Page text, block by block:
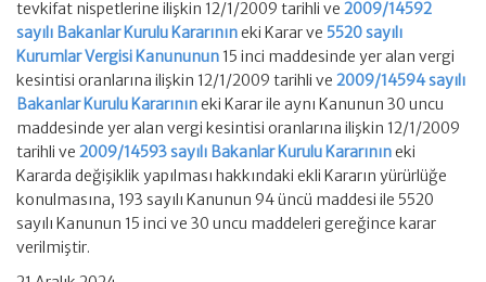
tevkifat nispetlerine ilişkin 12/1/2009 tarihli ve 2009/14592
sayılı Bakanlar Kurulu Kararınıneki Karar ve 5520 sayılı
Kurumlar Vergisi Kanununun 15 inci maddesinde yer alan vergi
kesintisi oranlarına ilişkin 12/1/2009 tarihli ve 2009/14594 sayılı
Bakanlar Kurulu Kararınıneki Karar ile aynı Kanunun 30 uncu
maddesinde yer alan vergi kesintisi oranlarına ilişkin 12/1/2009
tarihli ve 2009/14593 sayılı Bakanlar Kurulu Kararınıneki
Kararda değişiklik yapılması hakkındaki ekli Kararın yürürlüğe
konulmasına, 193 sayılı Kanunun 94 üncü maddesi ile 5520
sayılı Kanunun 15 inci ve 30 uncu maddeleri gereğince karar
verilmiştir.